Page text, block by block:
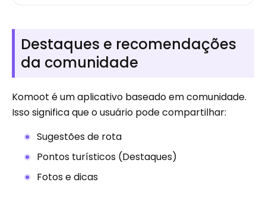
Destaques e recomendações
da comunidade
Komoot é um aplicativo baseado em comunidade.
Isso significa que o usuário pode compartilhar:
Sugestões de rota
Pontos turísticos (Destaques)
Fotos e dicas